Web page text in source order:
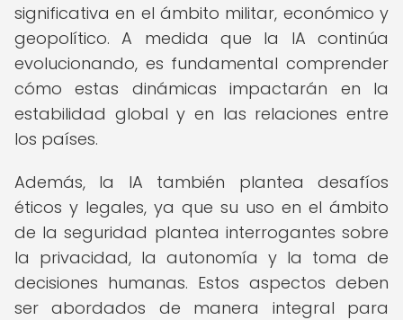
significativa en el ámbito militar, económico y
geopolítico. A medida que la IA continúa
evolucionando, es fundamental comprender
cómo estas dinámicas impactarán en la
estabilidad global y en las relaciones entre
los países.
Además, la IA también plantea desafíos
éticos y legales, ya que su uso en el ámbito
de la seguridad plantea interrogantes sobre
la privacidad, la autonomía y la toma de
decisiones humanas. Estos aspectos deben
ser abordados de manera integral para